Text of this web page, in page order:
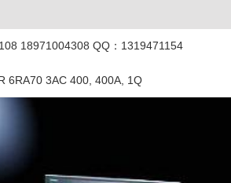
18971004308 QQ：1319471154
6RA70 3AC 400, 400A, 1Q